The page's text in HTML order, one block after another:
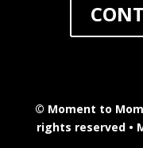
© Moment to
rights reserved •